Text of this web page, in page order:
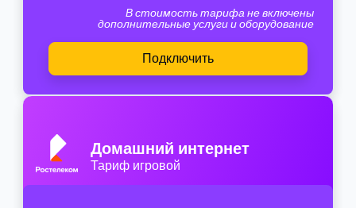
В стоимость тарифа не включены
дополнительные услуги и оборудование
Подключить
Домашний интернет
Тариф игровой